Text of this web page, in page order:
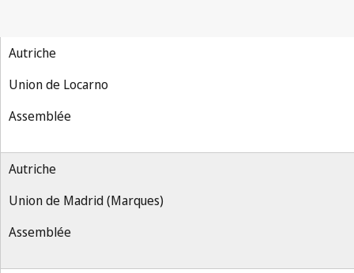
Autriche
Union de Locarno
Assemblée
Autriche
Union de Madrid (Marques)
Assemblée